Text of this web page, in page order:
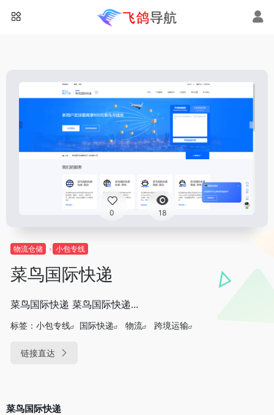
0 18
物流仓储 小包专线
菜鸟国际快递
菜鸟国际快递 菜鸟国际快递...
标签： 小包专线 国际快递 物流 跨境运输
链接直达
菜鸟国际快递